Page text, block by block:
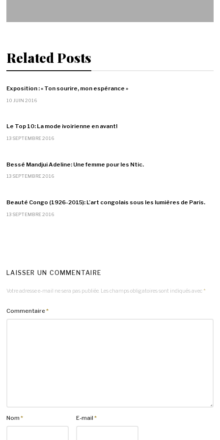
Related Posts
Exposition : « Ton sourire, mon espérance »
10 JUIN 2016
Le Top 10: La mode ivoirienne en avant!
13 SEPTEMBRE 2016
Bessé Mandjui Adeline: Une femme pour les Ntic.
13 SEPTEMBRE 2016
Beauté Congo (1926-2015): L’art congolais sous les lumières de Paris.
13 SEPTEMBRE 2016
LAISSER UN COMMENTAIRE
Votre adresse e-mail ne sera pas publiée. Les champs obligatoires sont indiqués avec *
Commentaire*
Nom* E-mail*